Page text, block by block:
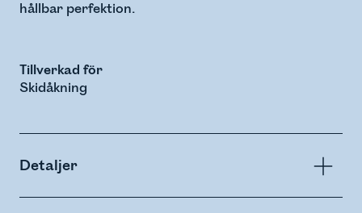
hållbar perfektion.
Tillverkad för
Skidåkning
Detaljer